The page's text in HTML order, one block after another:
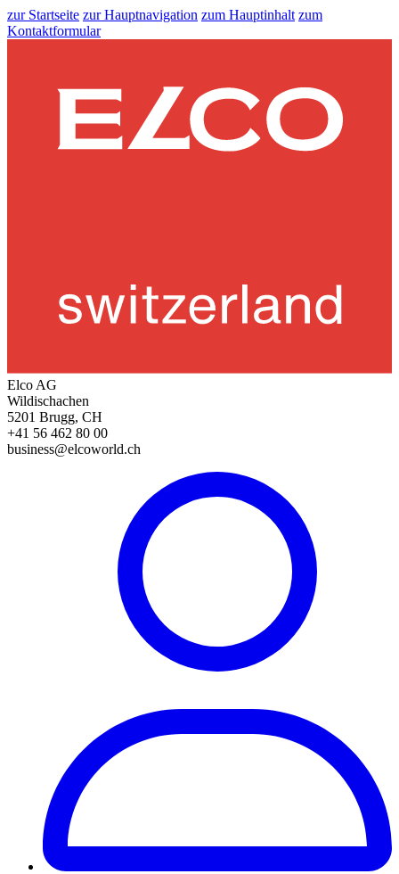
zur Startseite zur Hauptnavigation zum Hauptinhalt zum
Kontaktformular
Elco AG
Wildischachen
5201 Brugg, CH
+41 56 462 80 00
business@elcoworld.ch